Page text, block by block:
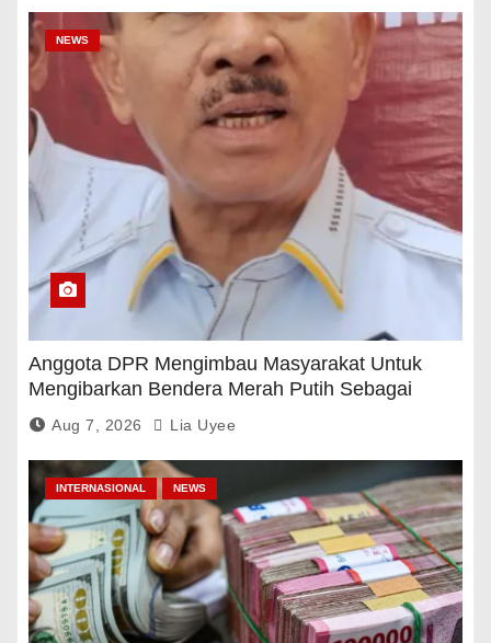
NEWS
Anggota DPR Mengimbau Masyarakat Untuk
Mengibarkan Bendera Merah Putih Sebagai
Tanda Rasa Terima Kasih
Aug 7, 2026 Lia Uyee
INTERNASIONAL NEWS